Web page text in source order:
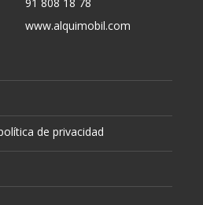
91 808 18 78
www.alquimobil.com
de privacidad